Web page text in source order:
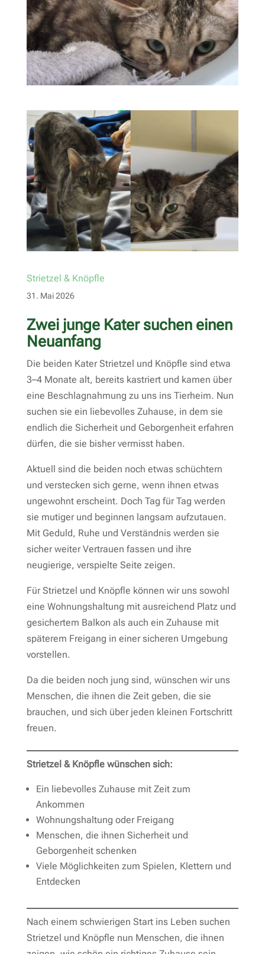
Strietzel & Knöpfle
31. Mai 2026
Zwei junge Kater suchen einen
Neuanfang
Die beiden Kater Strietzel und Knöpfle sind etwa
3–4 Monate alt, bereits kastriert und kamen über
eine Beschlagnahmung zu uns ins Tierheim. Nun
suchen sie ein liebevolles Zuhause, in dem sie
endlich die Sicherheit und Geborgenheit erfahren
dürfen, die sie bisher vermisst haben.
Aktuell sind die beiden noch etwas schüchtern
und verstecken sich gerne, wenn ihnen etwas
ungewohnt erscheint. Doch Tag für Tag werden
sie mutiger und beginnen langsam aufzutauen.
Mit Geduld, Ruhe und Verständnis werden sie
sicher weiter Vertrauen fassen und ihre
neugierige, verspielte Seite zeigen.
Für Strietzel und Knöpfle können wir uns sowohl
eine Wohnungshaltung mit ausreichend Platz und
gesichertem Balkon als auch ein Zuhause mit
späterem Freigang in einer sicheren Umgebung
vorstellen.
Da die beiden noch jung sind, wünschen wir uns
Menschen, die ihnen die Zeit geben, die sie
brauchen, und sich über jeden kleinen Fortschritt
freuen.
Strietzel & Knöpfle wünschen sich:
Ein liebevolles Zuhause mit Zeit zum
Ankommen
Wohnungshaltung oder Freigang
Menschen, die ihnen Sicherheit und
Geborgenheit schenken
Viele Möglichkeiten zum Spielen, Klettern und
Entdecken
Nach einem schwierigen Start ins Leben suchen
Strietzel und Knöpfle nun Menschen, die ihnen